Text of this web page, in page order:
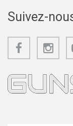
Suivez-